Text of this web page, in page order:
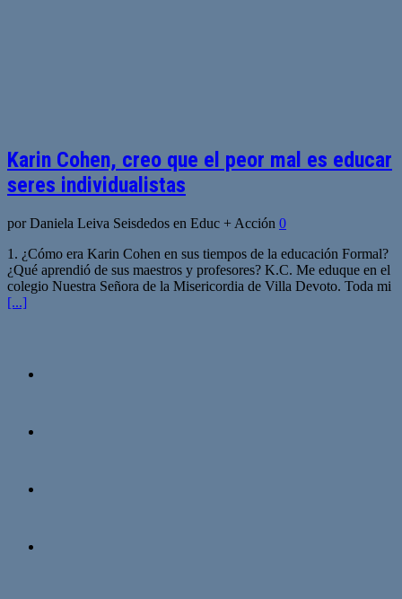
Karin Cohen, creo que el peor mal es educar
seres individualistas
por Daniela Leiva Seisdedos en Educ + Acción 0
1. ¿Cómo era Karin Cohen en sus tiempos de la educación Formal?
¿Qué aprendió de sus maestros y profesores? K.C. Me eduque en el
colegio Nuestra Señora de la Misericordia de Villa Devoto. Toda mi
[...]